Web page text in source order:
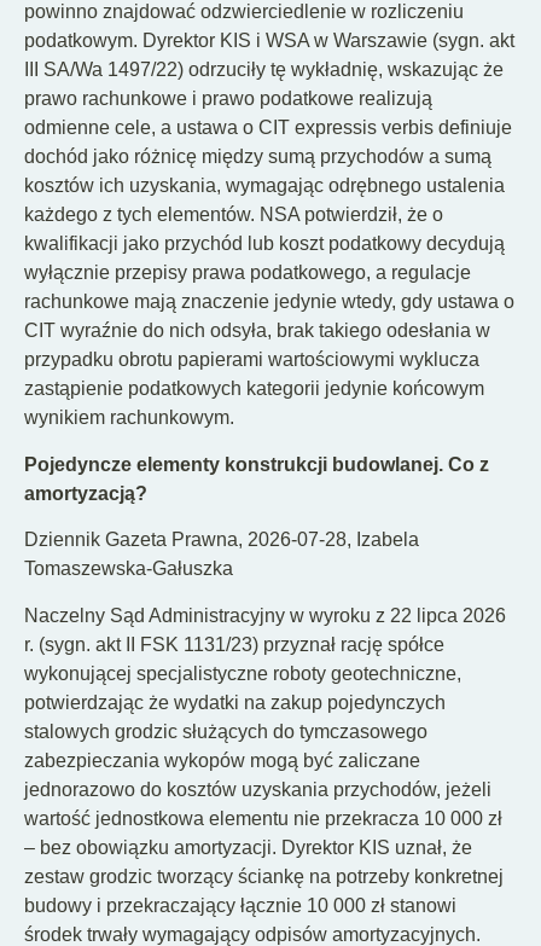
powinno znajdować odzwierciedlenie w rozliczeniu
podatkowym. Dyrektor KIS i WSA w Warszawie (sygn. akt
III SA/Wa 1497/22) odrzuciły tę wykładnię, wskazując że
prawo rachunkowe i prawo podatkowe realizują
odmienne cele, a ustawa o CIT expressis verbis definiuje
dochód jako różnicę między sumą przychodów a sumą
kosztów ich uzyskania, wymagając odrębnego ustalenia
każdego z tych elementów. NSA potwierdził, że o
kwalifikacji jako przychód lub koszt podatkowy decydują
wyłącznie przepisy prawa podatkowego, a regulacje
rachunkowe mają znaczenie jedynie wtedy, gdy ustawa o
CIT wyraźnie do nich odsyła, brak takiego odesłania w
przypadku obrotu papierami wartościowymi wyklucza
zastąpienie podatkowych kategorii jedynie końcowym
wynikiem rachunkowym.
Pojedyncze elementy konstrukcji budowlanej. Co z
amortyzacją?
Dziennik Gazeta Prawna, 2026-07-28, Izabela
Tomaszewska-Gałuszka
Naczelny Sąd Administracyjny w wyroku z 22 lipca 2026
r. (sygn. akt II FSK 1131/23) przyznał rację spółce
wykonującej specjalistyczne roboty geotechniczne,
potwierdzając że wydatki na zakup pojedynczych
stalowych grodzic służących do tymczasowego
zabezpieczania wykopów mogą być zaliczane
jednorazowo do kosztów uzyskania przychodów, jeżeli
wartość jednostkowa elementu nie przekracza 10 000 zł
– bez obowiązku amortyzacji. Dyrektor KIS uznał, że
zestaw grodzic tworzący ściankę na potrzeby konkretnej
budowy i przekraczający łącznie 10 000 zł stanowi
środek trwały wymagający odpisów amortyzacyjnych.